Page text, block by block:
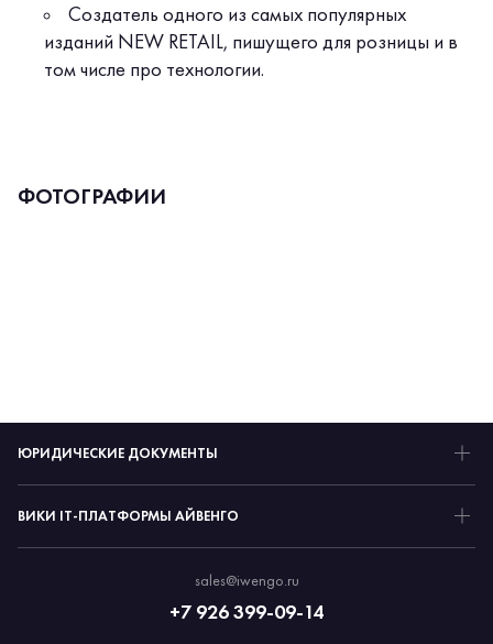
Создатель одного из самых популярных
изданий NEW RETAIL, пишущего для розницы и в
том числе про технологии.
ФОТОГРАФИИ
ЮРИДИЧЕСКИЕ ДОКУМЕНТЫ
ВИКИ IT-ПЛАТФОРМЫ АЙВЕНГО
sales@iwengo.ru
+7 926 399-09-14